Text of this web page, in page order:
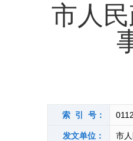
市人
索 引 号：
发文单位： 市